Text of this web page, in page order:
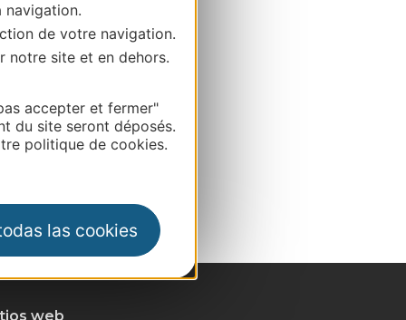
navigation.
de votre navigation.
notre site et en dehors.
accepter et fermer"
du site seront déposés.
politique de cookies.
las cookies
web